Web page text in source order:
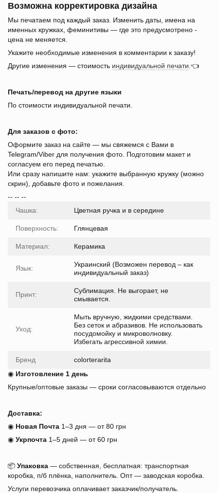
Возможна корректировка дизайна
Мы печатаем под каждый заказ. Изменить даты, имена на
именных кружках, феминитивы — где это предусмотрено -
цена не меняется.
Укажите необходимые изменения в комментарии к заказу!
Другие изменения — стоимость индивидуальной печати .👈
Печать/перевод на другие языки
По стоимости индивидуальной печати.
Для заказов с фото:
Оформите заказ на сайте — мы свяжемся с Вами в
Telegram/Viber для получения фото. Подготовим макет и
согласуем его перед печатью.
Или сразу напишите нам: укажите выбранную кружку (можно
скрин), добавьте фото и пожелания.
-- -- --
Чашка:
Цветная ручка и в середине
Поверхность: Глянцевая
Материал: Керамика
Язык:
Украинский (Возможен перевод – как
индивидуальный заказ)
Принт:
Сублимация. Не выгорает, не
смывается.
Уход:
Мыть вручную, жидкими средствами.
Без сеток и абразивов. Не использовать
посудомойку и микроволновку.
Избегать агрессивной химии.
Бренд
colorterarita
◉ Изготовление 1 день
Крупные/оптовые заказы — сроки согласовываются отдельно
Доставка:
◉ Новая Почта 1–3 дня — от 80 грн
◉ Укрпочта 1–5 дней — от 60 грн
📦 Упаковка — собственная, бесплатная: транспортная
коробка, п/б плёнка, наполнитель. Опт — заводская коробка.
Услуги перевозчика оплачивает заказчик/получатель.